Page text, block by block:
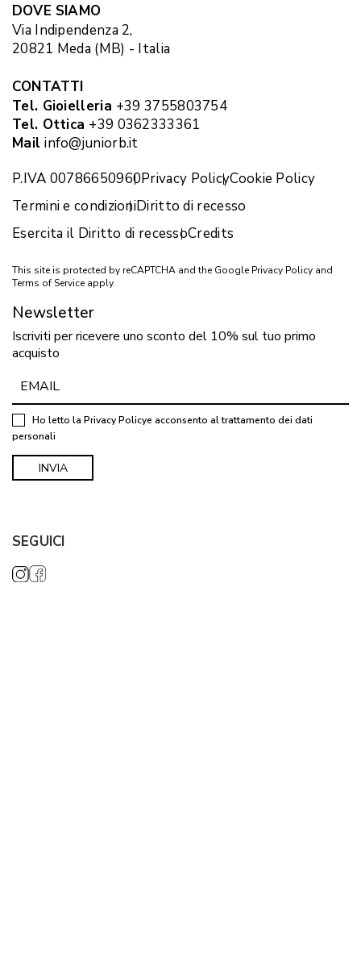
DOVE SIAMO
Via Indipendenza 2,
20821 Meda (MB) - Italia
CONTATTI
Tel. Gioielleria +39 3755803754
Tel. Ottica +39 0362333361
Mail info@juniorb.it
P.IVA 00786650960Privacy PolicyCookie Policy
Termini e condizioniDiritto di recesso
Esercita il Diritto di recessoCredits
This site is protected by reCAPTCHA and the Google Privacy Policy and
Terms of Service apply.
Newsletter
Iscriviti per ricevere uno sconto del 10% sul tuo primo
acquisto
Ho letto la Privacy Policye acconsento al trattamento dei dati
personali
SEGUICI